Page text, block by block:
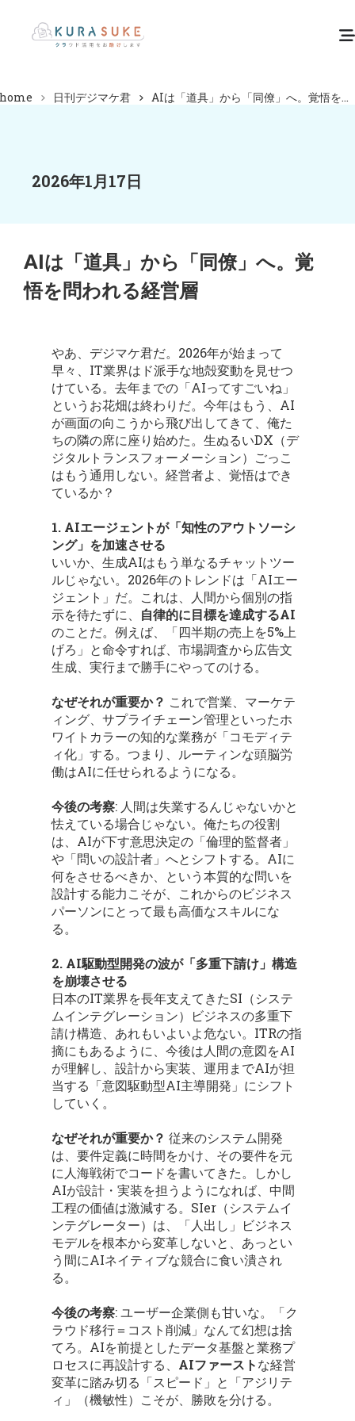
日刊デジマケ君 AIは「道具」から「同僚」へ。覚悟を...
2026年1月17日
AIは「道具」から「同僚」へ。覚
悟を問われる経営層
やあ、デジマケ君だ。2026年が始まって
早々、IT業界はド派手な地殻変動を見せつ
けている。去年までの「AIってすごいね」
というお花畑は終わりだ。今年はもう、AI
が画面の向こうから飛び出してきて、俺た
ちの隣の席に座り始めた。生ぬるいDX（デ
ジタルトランスフォーメーション）ごっこ
はもう通用しない。経営者よ、覚悟はでき
ているか？
1. AIエージェントが「知性のアウトソーシ
ング」を加速させる
いいか、生成AIはもう単なるチャットツー
ルじゃない。2026年のトレンドは「AIエー
ジェント」だ。これは、人間から個別の指
示を待たずに、
自律的に目標を達成するAI
のことだ。例えば、「四半期の売上を5%上
げろ」と命令すれば、市場調査から広告文
生成、実行まで勝手にやってのける。
なぜそれが重要か？ これで営業、マーケテ
ィング、サプライチェーン管理といったホ
ワイトカラーの知的な業務が「コモディテ
ィ化」する。つまり、ルーティンな頭脳労
働はAIに任せられるようになる。
今後の考察: 人間は失業するんじゃないかと
怯えている場合じゃない。俺たちの役割
は、AIが下す意思決定の「倫理的監督者」
や「問いの設計者」へとシフトする。AIに
何をさせるべきか、という本質的な問いを
設計する能力こそが、これからのビジネス
パーソンにとって最も高価なスキルにな
る。
2. AI駆動型開発の波が「多重下請け」構造
を崩壊させる
日本のIT業界を長年支えてきたSI（システ
ムインテグレーション）ビジネスの多重下
請け構造、あれもいよいよ危ない。ITRの指
摘にもあるように、今後は人間の意図をAI
が理解し、設計から実装、運用までAIが担
当する「意図駆動型AI主導開発」にシフト
していく。
なぜそれが重要か？ 従来のシステム開発
は、要件定義に時間をかけ、その要件を元
に人海戦術でコードを書いてきた。しかし
AIが設計・実装を担うようになれば、中間
工程の価値は激減する。SIer（システムイ
ンテグレーター）は、「人出し」ビジネス
モデルを根本から変革しないと、あっとい
う間にAIネイティブな競合に食い潰され
る。
今後の考察: ユーザー企業側も甘いな。「ク
ラウド移行＝コスト削減」なんて幻想は捨
てろ。AIを前提としたデータ基盤と業務プ
ロセスに再設計する、 AIファーストな経営
変革に踏み切る「スピード」と「アジリテ
ィ」（機敏性）こそが、勝敗を分ける。